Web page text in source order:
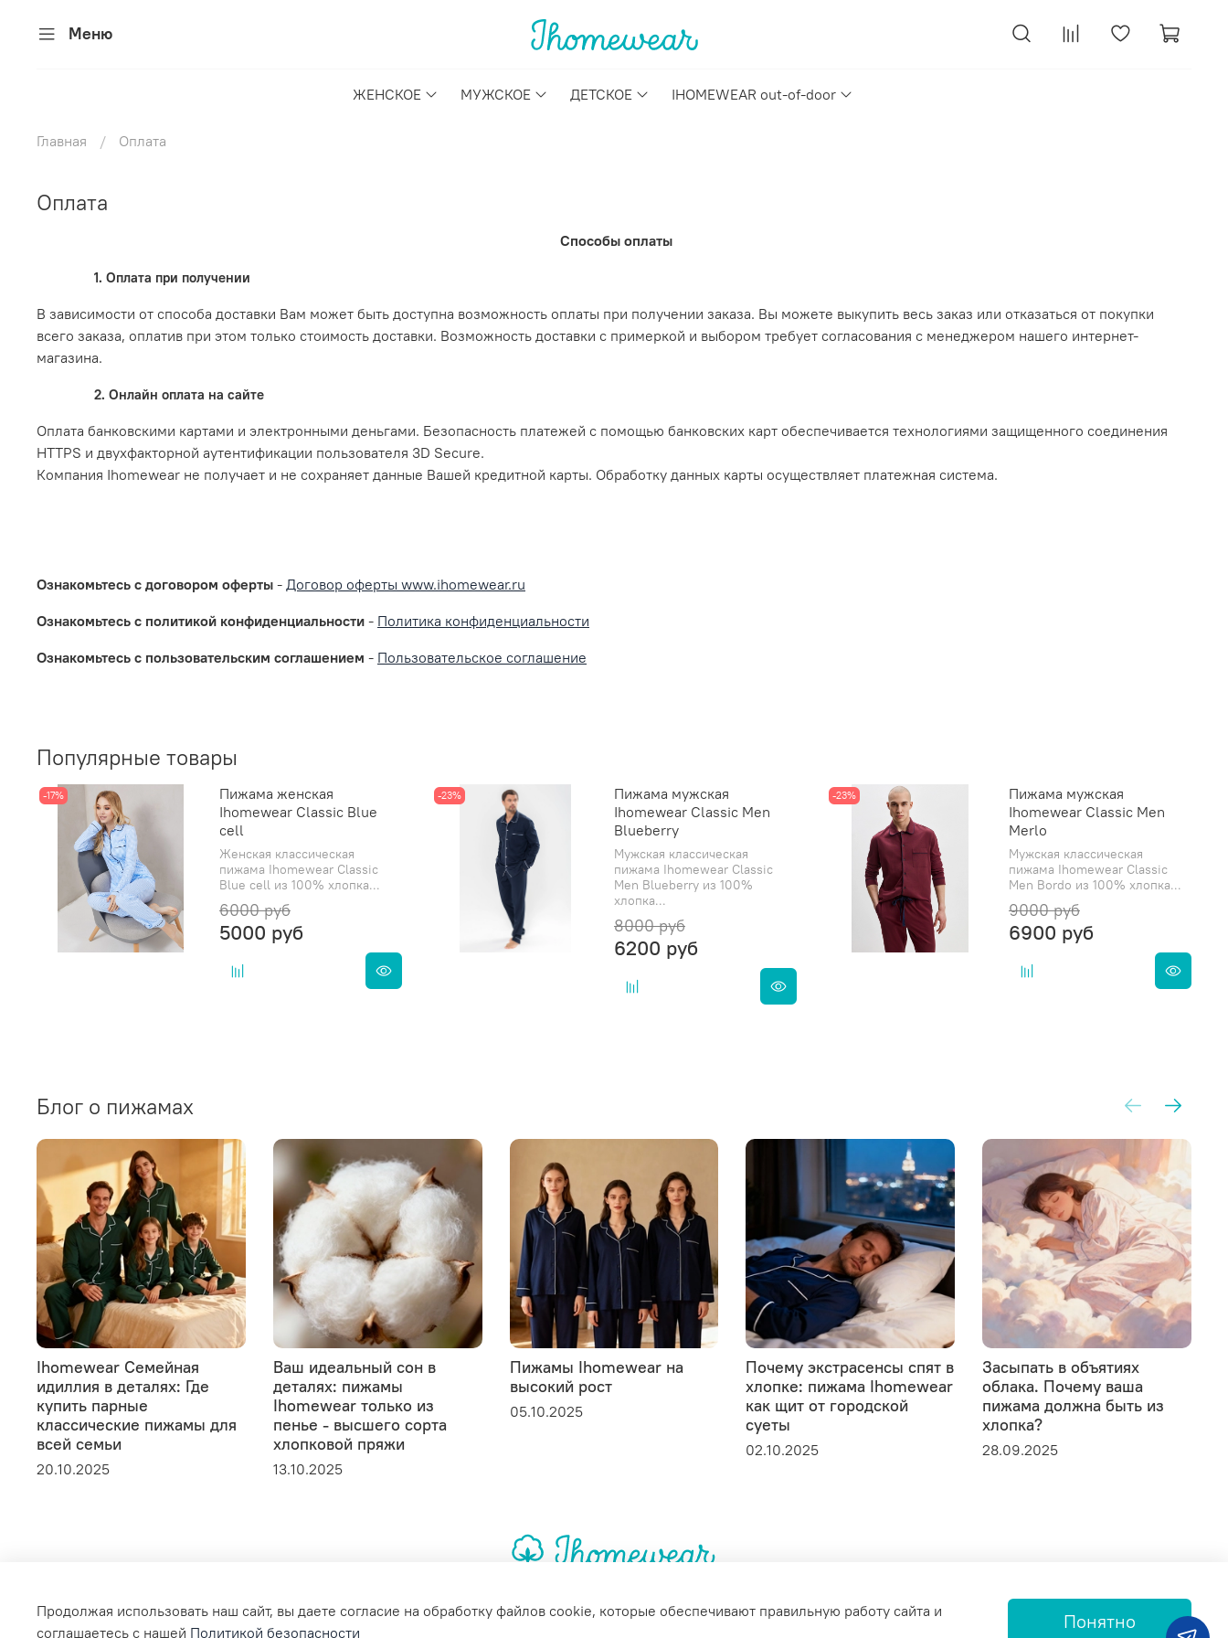
Меню
ЖЕНСКОЕ МУЖСКОЕ ДЕТСКОЕ IHOMEWEAR out-of-door
Главная Оплата
Оплата
Способы оплаты
1. Оплата при получении
В зависимости от способа доставки Вам может быть доступна возможность оплаты при получении заказа. Вы можете выкупить весь заказ или отказаться от покупки
всего заказа, оплатив при этом только стоимость доставки. Возможность доставки с примеркой и выбором требует согласования с менеджером нашего интернет-
магазина.
2. Онлайн оплата на сайте
Оплата банковскими картами и электронными деньгами. Безопасность платежей с помощью банковских карт обеспечивается технологиями защищенного соединения
HTTPS и двухфакторной аутентификации пользователя 3D Secure.
Компания Ihomewear не получает и не сохраняет данные Вашей кредитной карты. Обработку данных карты осуществляет платежная система.
Ознакомьтесь с договором оферты - Договор оферты www.ihomewear.ru
Ознакомьтесь с политикой конфиденциальности - Политика конфиденциальности
Ознакомьтесь с пользовательским соглашением - Пользовательское соглашение
Популярные товары
-17%
Пижама женская
Ihomewear Classic Blue
cell
Женская классическая
пижама Ihomewear Classic
Blue cell из 100% хлопка...
6000 руб
5000 руб
-23%
Пижама мужская
Ihomewear Classic Men
Blueberry
Мужская классическая
пижама Ihomewear Classic
Men Blueberry из 100%
хлопка...
8000 руб
6200 руб
-23%
Пижама мужская
Ihomewear Classic Men
Merlo
Мужская классическая
пижама Ihomewear Classic
Men Bordo из 100% хлопка...
9000 руб
6900 руб
Блог о пижамах
Ihomewear Семейная
идиллия в деталях: Где
купить парные
классические пижамы для
всей семьи
20.10.2025
Ваш идеальный сон в
деталях: пижамы
Ihomewear только из
пенье - высшего сорта
хлопковой пряжи
13.10.2025
Пижамы Ihomewear на
высокий рост
05.10.2025
Почему экстрасенсы спят в
хлопке: пижама Ihomewear
как щит от городской
суеты
02.10.2025
Засыпать в объятиях
облака. Почему ваша
пижама должна быть из
хлопка?
28.09.2025
Продолжая использовать наш сайт, вы даете согласие на обработку файлов cookie, которые обеспечивают правильную работу сайта и
соглашаетесь с нашей Политикой безопасности Понятно